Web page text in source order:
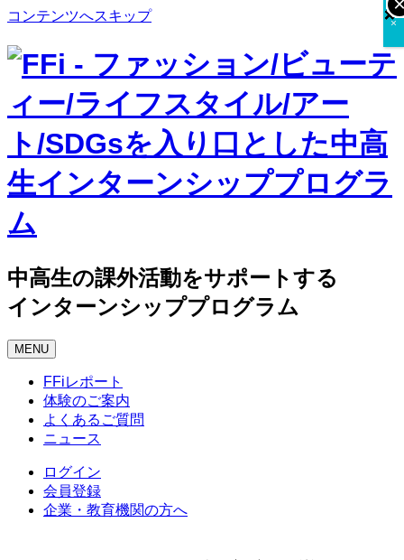
コンテンツへスキップ
中高生の課外活動をサポートする
インターンシッププログラム
MENU
FFiレポート
体験のご案内
よくあるご質問
ニュース
ログイン
会員登録
企業・教育機関の方へ
×
×
×
×